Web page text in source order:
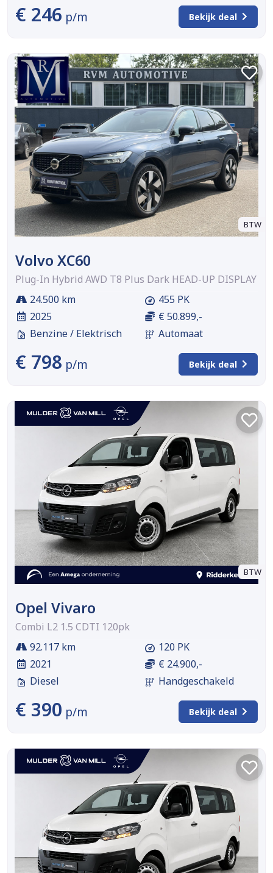
€ 246 p/m Bekijk deal
BTW
Volvo XC60
Plug-In Hybrid AWD T8 Plus Dark HEAD-UP DISPLAY
24.500 km
2025
Benzine / Elektrisch
455 PK
€ 50.899,-
Automaat
€ 798 p/m Bekijk deal
BTW
Opel Vivaro
Combi L2 1.5 CDTI 120pk
92.117 km
2021
Diesel
120 PK
€ 24.900,-
Handgeschakeld
€ 390 p/m Bekijk deal